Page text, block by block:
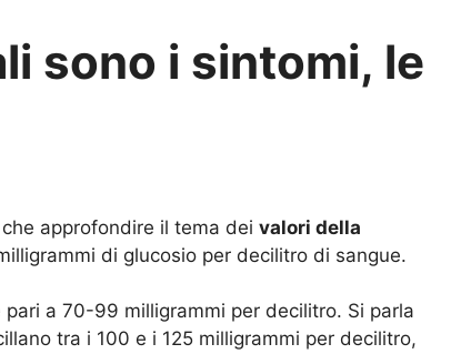
sono i sintomi, le
approfondire il tema dei valori della
di glucosio per decilitro di sangue.
pari a 70-99 milligrammi per decilitro. Si parla
tra i 100 e i 125 milligrammi per decilitro,